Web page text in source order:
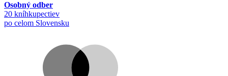
Osobný odber
20 kníhkupectiev
po celom Slovensku